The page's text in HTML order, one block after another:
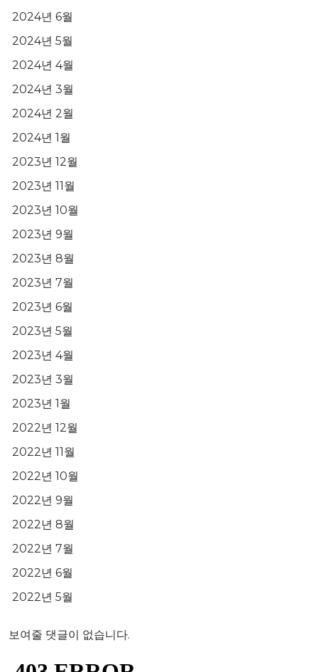
2024년 6월
2024년 5월
2024년 4월
2024년 3월
2024년 2월
2024년 1월
2023년 12월
2023년 11월
2023년 10월
2023년 9월
2023년 8월
2023년 7월
2023년 6월
2023년 5월
2023년 4월
2023년 3월
2023년 1월
2022년 12월
2022년 11월
2022년 10월
2022년 9월
2022년 8월
2022년 7월
2022년 6월
2022년 5월
보여줄 댓글이 없습니다.